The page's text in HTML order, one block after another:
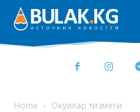
Home Окуялар тизмеги